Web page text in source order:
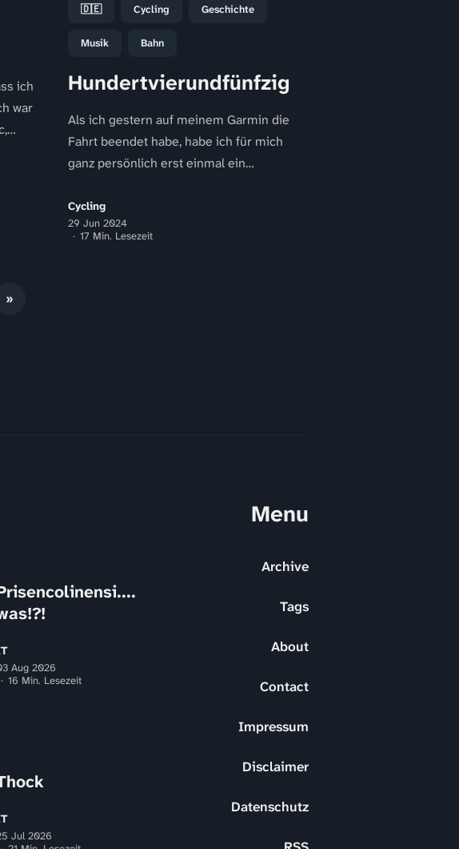
ich
war
🇩🇪 Cycling Geschichte
Musik Bahn
Hundertvierundfünfzig
Als ich gestern auf meinem Garmin die
Fahrt beendet habe, habe ich für mich
ganz persönlich erst einmal ein
um es...
Cycling
29 Jun 2024
17 Min. Lesezeit
»
Aug 2026
16 Min. Lesezeit
Jul 2026
Menu
Archive
Tags
About
Contact
Impressum
Disclaimer
Datenschutz